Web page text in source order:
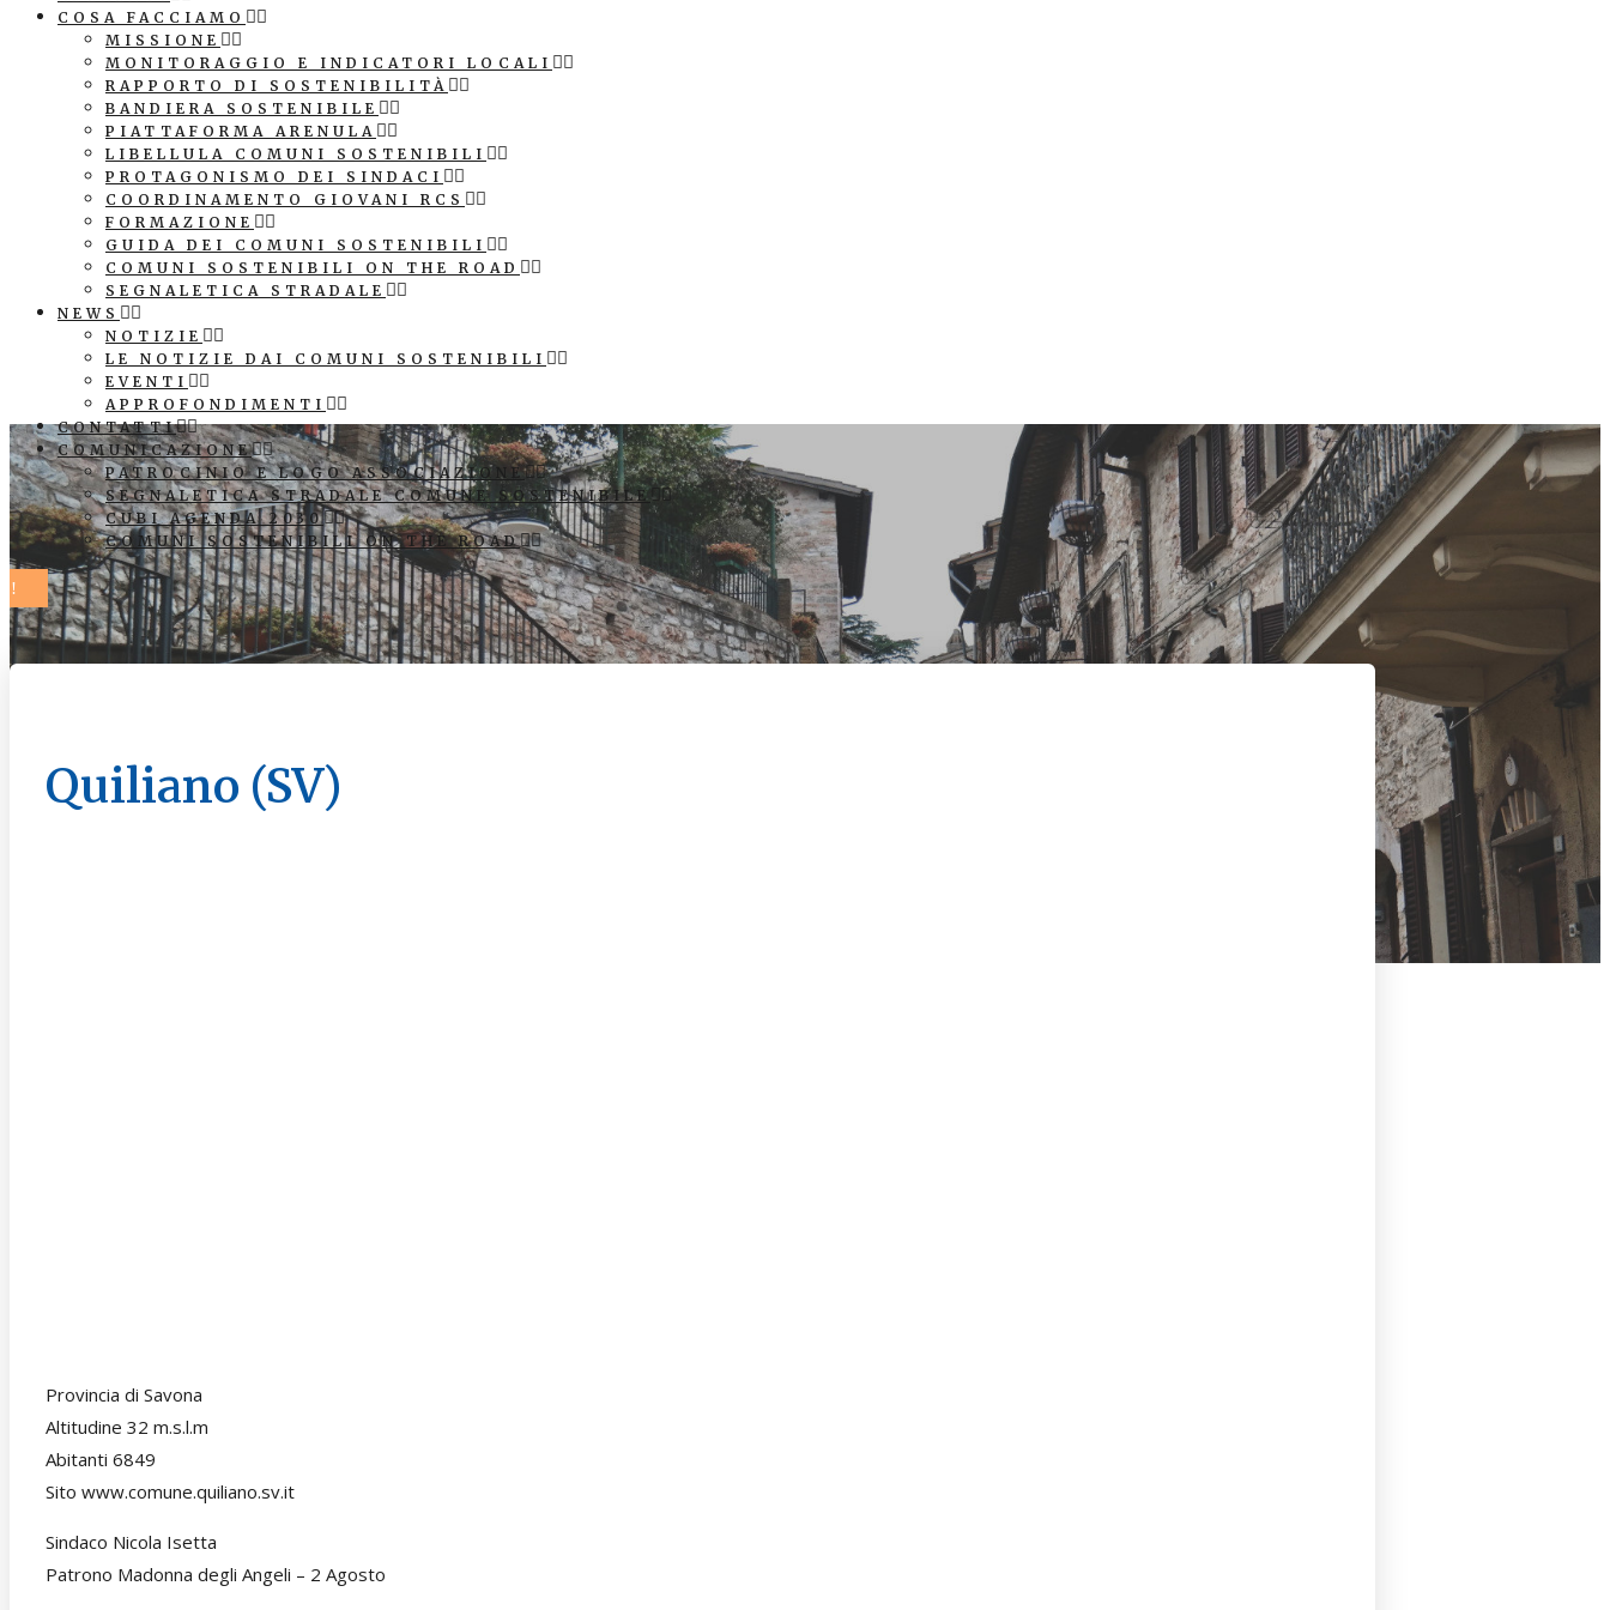
COSA FACCIAMO
MISSIONE
MONITORAGGIO E INDICATORI LOCALI
RAPPORTO DI SOSTENIBILITÀ
BANDIERA SOSTENIBILE
PIATTAFORMA ARENULA
LIBELLULA COMUNI SOSTENIBILI
PROTAGONISMO DEI SINDACI
COORDINAMENTO GIOVANI RCS
FORMAZIONE
GUIDA DEI COMUNI SOSTENIBILI
COMUNI SOSTENIBILI ON THE ROAD
SEGNALETICA STRADALE
NEWS
NOTIZIE
LE NOTIZIE DAI COMUNI SOSTENIBILI
EVENTI
APPROFONDIMENTI
CONTATTI
COMUNICAZIONE
PATROCINIO E LOGO ASSOCIAZIONE
SEGNALETICA STRADALE COMUNE SOSTENIBILE
CUBI AGENDA 2030
COMUNI SOSTENIBILI ON THE ROAD
Quiliano (SV)
Provincia di Savona
Altitudine 32 m.s.l.m
Abitanti 6849
Sito www.comune.quiliano.sv.it
Sindaco Nicola Isetta
Patrono Madonna degli Angeli – 2 Agosto